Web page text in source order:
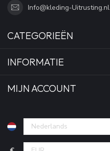
Info@kleding-Uitrusting.nl
CATEGORIEËN
INFORMATIE
MIJN ACCOUNT